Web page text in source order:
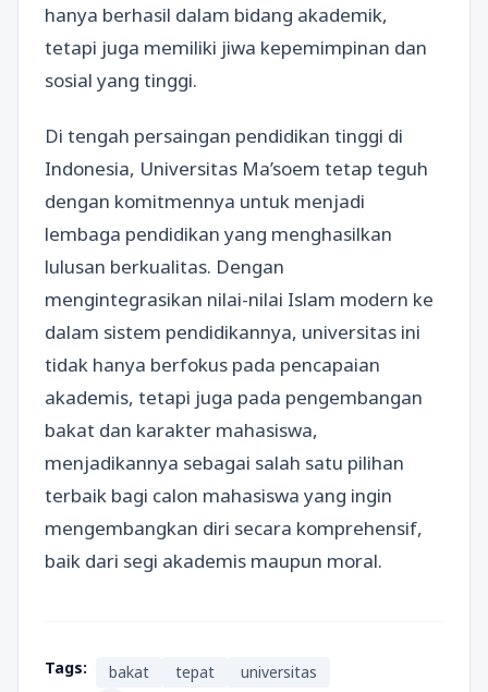
hanya berhasil dalam bidang akademik,
tetapi juga memiliki jiwa kepemimpinan dan
sosial yang tinggi.
Di tengah persaingan pendidikan tinggi di
Indonesia, Universitas Ma’soem tetap teguh
dengan komitmennya untuk menjadi
lembaga pendidikan yang menghasilkan
lulusan berkualitas. Dengan
mengintegrasikan nilai-nilai Islam modern ke
dalam sistem pendidikannya, universitas ini
tidak hanya berfokus pada pencapaian
akademis, tetapi juga pada pengembangan
bakat dan karakter mahasiswa,
menjadikannya sebagai salah satu pilihan
terbaik bagi calon mahasiswa yang ingin
mengembangkan diri secara komprehensif,
baik dari segi akademis maupun moral.
Tags: bakat tepat
universitas